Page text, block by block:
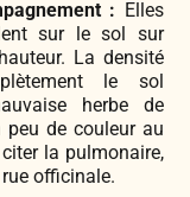
: Elles
sur le sol sur
La densité
le sol
herbe de
peu de couleur au
la pulmonaire,
officinale.